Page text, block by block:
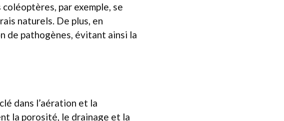
par exemple, se
naturels. De plus, en
de pathogènes, évitant ainsi la
dans l’aération et la
la porosité, le drainage et la